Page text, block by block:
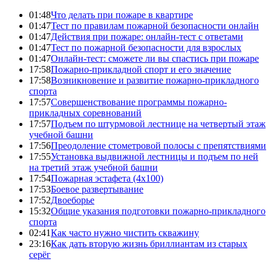
01:48Что делать при пожаре в квартире
01:47Тест по правилам пожарной безопасности онлайн
01:47Действия при пожаре: онлайн-тест с ответами
01:47Тест по пожарной безопасности для взрослых
01:47Онлайн-тест: сможете ли вы спастись при пожаре
17:58Пожарно-прикладной спорт и его значение
17:58Возникновение и развитие пожарно-прикладного
спорта
17:57Совершенствование программы пожарно-
прикладных соревнований
17:57Подъем по штурмовой лестнице на четвертый этаж
учебной башни
17:56Преодоление стометровой полосы с препятствиями
17:55Установка выдвижной лестницы и подъем по ней
на третий этаж учебной башни
17:54Пожарная эстафета (4x100)
17:53Боевое развертывание
17:52Двоеборье
15:32Общие указания подготовки пожарно-прикладного
спорта
02:41Как часто нужно чистить скважину
23:16Как дать вторую жизнь бриллиантам из старых
серёг